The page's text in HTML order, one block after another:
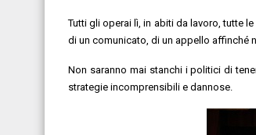
Tutti gli operai lì, in abiti da lavoro, tutte
di un comunicato, di un appello affinché
Non saranno mai stanchi i politici di
strategie incomprensibili e dannose.